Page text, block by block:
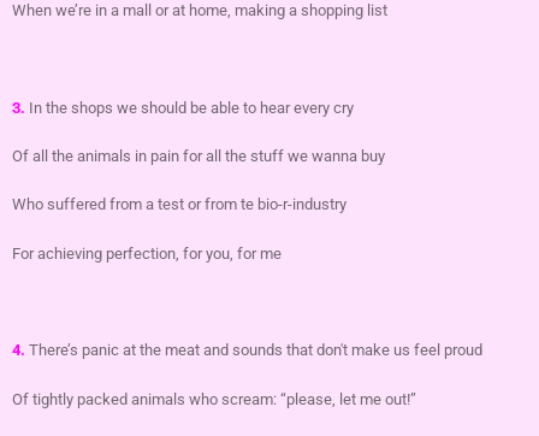
When we’re in a mall or at home, making a shopping list
3. In the shops we should be able to hear every cry
Of all the animals in pain for all the stuff we wanna buy
Who suffered from a test or from te bio-r-industry
For achieving perfection, for you, for me
4. There’s panic at the meat and sounds that don't make us feel proud
Of tightly packed animals who scream: “please, let me out!”